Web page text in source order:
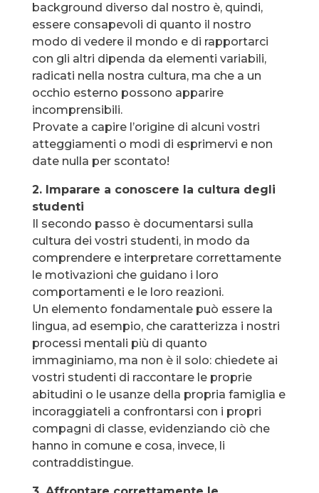
background diverso dal nostro è, quindi,
essere consapevoli di quanto il nostro
modo di vedere il mondo e di rapportarci
con gli altri dipenda da elementi variabili,
radicati nella nostra cultura, ma che a un
occhio esterno possono apparire
incomprensibili.
Provate a capire l’origine di alcuni vostri
atteggiamenti o modi di esprimervi e non
date nulla per scontato!
2. Imparare a conoscere la cultura degli
studenti
Il secondo passo è documentarsi sulla
cultura dei vostri studenti, in modo da
comprendere e interpretare correttamente
le motivazioni che guidano i loro
comportamenti e le loro reazioni.
Un elemento fondamentale può essere la
lingua, ad esempio, che caratterizza i nostri
processi mentali più di quanto
immaginiamo, ma non è il solo: chiedete ai
vostri studenti di raccontare le proprie
abitudini o le usanze della propria famiglia e
incoraggiateli a confrontarsi con i propri
compagni di classe, evidenziando ciò che
hanno in comune e cosa, invece, li
contraddistingue.